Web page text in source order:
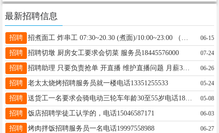
最新招聘信息
招聘 06-15
招聘 招聘切墩 厨房女工要求会切菜 服务员18445576000 07-24
招聘 招聘助理 只要负责抢单 开直播 维护直播问题 月薪3500位置望奎县经济开发区数智谷联系电话15145724813 早9晚9 或者晚9早9 06-26
招聘 老太太烧烤招聘服务员就一楼电话13351255533 05-24
招聘 送货工一名要求会骑电动三轮车年龄30至55岁电话18945538537 05-08
招聘 饭店招聘学徒工认学的，电话15046587171 06-03
招聘 烤肉拌饭招聘服务员一名电话19997558988 06-27